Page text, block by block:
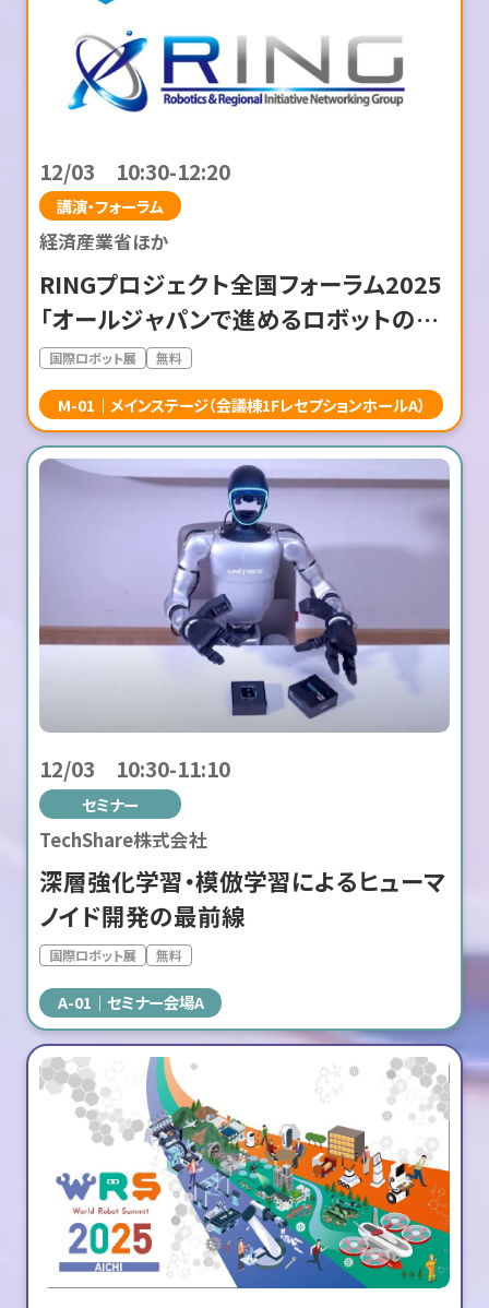
M-01 メインステージ（会議棟1FレセプションホールA）
12/03 10:30-12:20
講演・フォーラム
経済産業省ほか
RINGプロジェクト全国フォーラム2025
「オールジャパンで進めるロボットの社
会実装」
国際ロボット展 無料
A-01 セミナー会場A
12/03 10:30-11:10
セミナー
TechShare株式会社
深層強化学習・模倣学習によるヒューマ
ノイド開発の最前線
国際ロボット展 無料